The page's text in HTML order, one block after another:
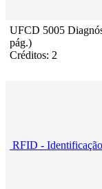
UFCD 5005
pág.)
Créditos: 2
RFID -